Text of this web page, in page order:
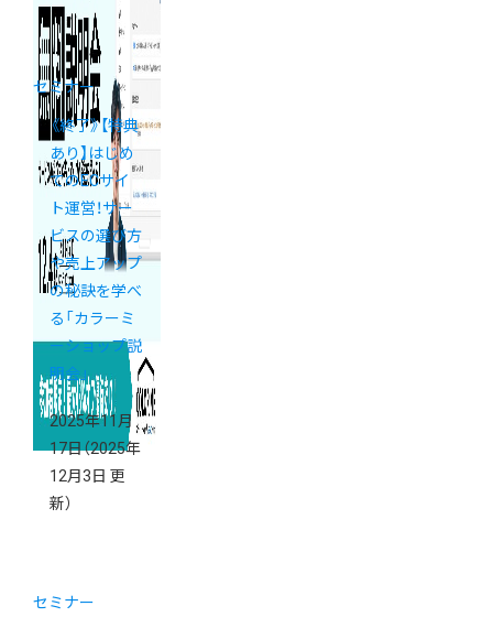
セミナー
《終了》【特典
あり】はじめ
てのECサイ
ト運営！サー
ビスの選び方
や売上アップ
の秘訣を学べ
る「カラーミ
ーショップ説
明会」
2025年11月
17日（2025年
12月3日 更
新）
セミナー